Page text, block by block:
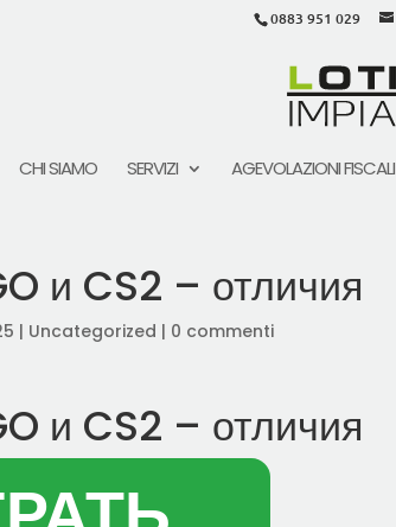
0883 951 029
CHI SIAMO SERVIZI AGEVOLAZIONI FISCALI
и CS2 – отличия
| Uncategorized | 0 commenti
и CS2 – отличия